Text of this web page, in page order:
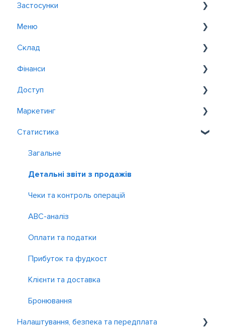
Обслуговування біля столиків
Замовлення
Знижки та акції
Звiти
Налаштування
Зміна даних
Робота на касі
Ключі
Звіти
Відновлення роботи
Застосунки
Postie AI Assistant
Рoster QR
Poster Site
Кitchen Kit
Рoster Boss
Poster Кур’єр
Бронювання і замовлення
Інші застосунки
Меню
Додавання товарів і страв
Модифікації
Управління меню
Імпорт та експорт
Склад
Налаштування
Постачання та рух
Виробництво й переробка
Інвентаризація та списання
Контроль і звіт
Фінанси
Транзакції
Касові зміни
Чайові та комісії
Зарплата
Як навести лад у фінансах
Фінансові звіти та Cash flow
P&L
Доступ
Заклад
Каса
Працівники
Маркетинг
Програми лояльності
Акції
Статистика
Загальне
Детальні звіти з продажів
Чеки та контроль операцій
ABC-аналіз
Оплати та податки
Прибуток та фудкост
Клієнти та доставка
Бронювання
Налаштування, безпека та передплата